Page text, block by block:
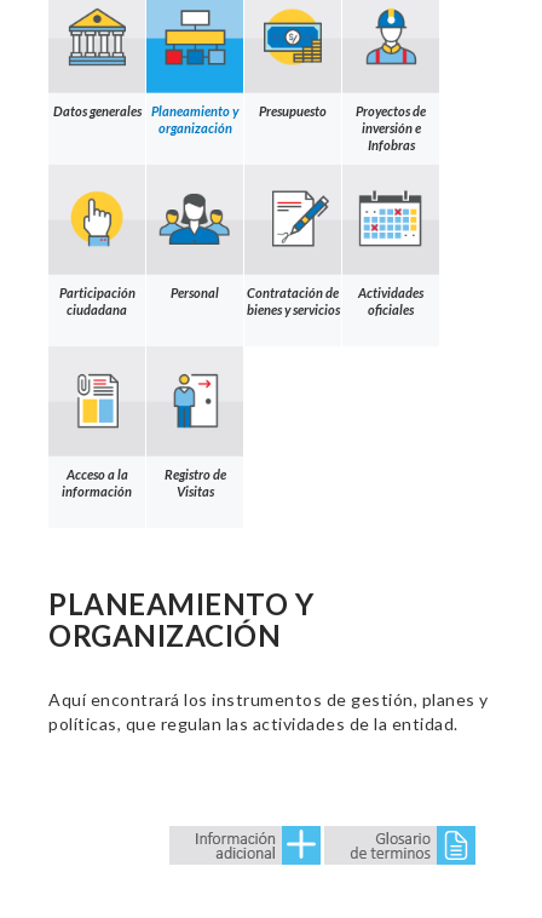
Datos generales
Planeamiento y
organización
Presupuesto
Proyectos de
inversión e
Infobras
Participación
ciudadana
Personal
Contratación de
bienes y servicios
Actividades
oficiales
Acceso a la
información
Registro de
Visitas
PLANEAMIENTO Y
ORGANIZACIÓN
Aquí encontrará los instrumentos de gestión, planes y
políticas, que regulan las actividades de la entidad.